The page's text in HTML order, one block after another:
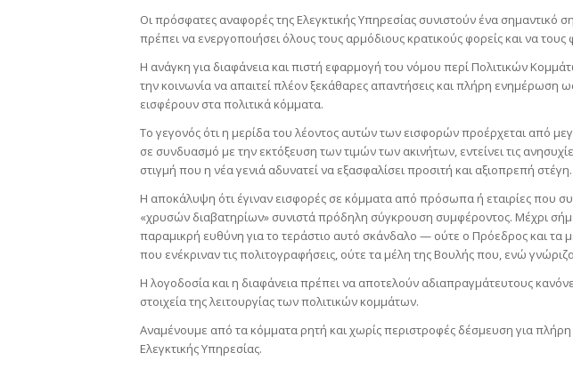
Οι πρόσφατες αναφορές της Ελεγκτικής Υπηρεσίας συνιστούν ένα σημαντικό
πρέπει να ενεργοποιήσει όλους τους αρμόδιους κρατικούς φορείς και να
Η ανάγκη για διαφάνεια και πιστή εφαρμογή του νόμου περί Πολιτικών
την κοινωνία να απαιτεί πλέον ξεκάθαρες απαντήσεις και πλήρη ενημέρωση
εισφέρουν στα πολιτικά κόμματα.
Το γεγονός ότι η μερίδα του λέοντος αυτών των εισφορών προέρχεται από
σε συνδυασμό με την εκτόξευση των τιμών των ακινήτων, εντείνει τις
στιγμή που η νέα γενιά αδυνατεί να εξασφαλίσει προσιτή και αξιοπρεπή στέγη.
Η αποκάλυψη ότι έγιναν εισφορές σε κόμματα από πρόσωπα ή εταιρίες που
«χρυσών διαβατηρίων» συνιστά πρόδηλη σύγκρουση συμφέροντος. Μέχρι
παραμικρή ευθύνη για το τεράστιο αυτό σκάνδαλο — ούτε ο Πρόεδρος και τα
που ενέκριναν τις πολιτογραφήσεις, ούτε τα μέλη της Βουλής που, ενώ
Η λογοδοσία και η διαφάνεια πρέπει να αποτελούν αδιαπραγμάτευτους
στοιχεία της λειτουργίας των πολιτικών κομμάτων.
Αναμένουμε από τα κόμματα ρητή και χωρίς περιστροφές δέσμευση για
Ελεγκτικής Υπηρεσίας.